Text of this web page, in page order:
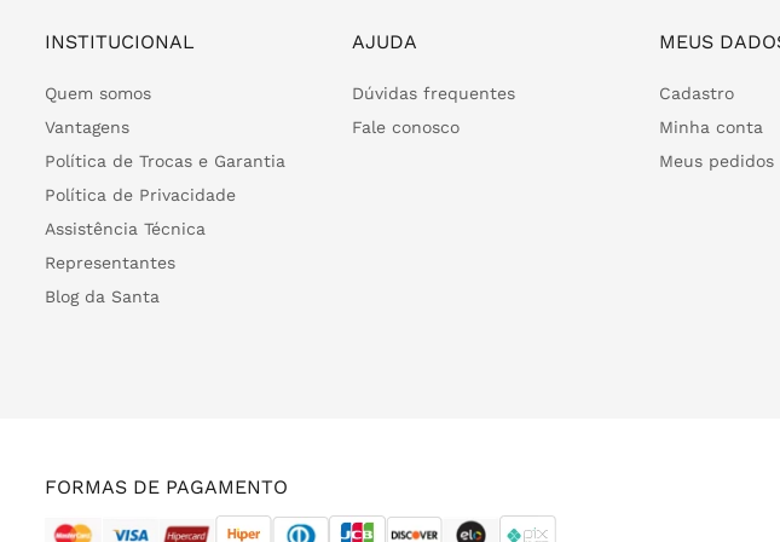
INSTITUCIONAL
Quem somos
Vantagens
Política de Trocas e Garantia
Política de Privacidade
Assistência Técnica
Representantes
Blog da Santa
AJUDA
Dúvidas frequentes
Fale conosco
MEUS
Cadastro
Minha conta
Meus pedidos
FORMAS DE PAGAMENTO